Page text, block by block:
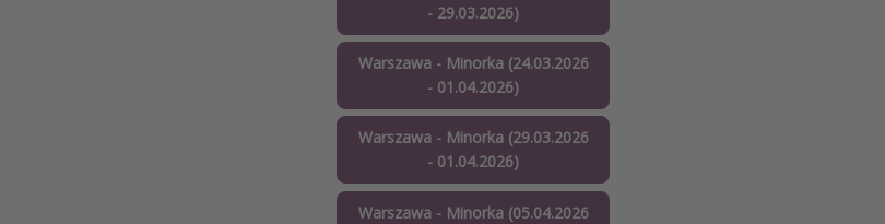
- 29.03.2026)
Warszawa - Minorka (24.03.2026
- 01.04.2026)
Warszawa - Minorka (29.03.2026
- 01.04.2026)
Warszawa - Minorka (05.04.2026